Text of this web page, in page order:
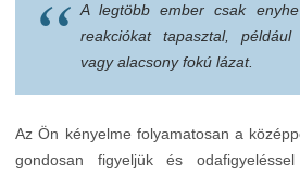
A legtöbb ember csak
reakciókat tapasztal, például
vagy alacsony fokú lázat.
Az Ön kényelme folyamatosan a
gondosan figyeljük és